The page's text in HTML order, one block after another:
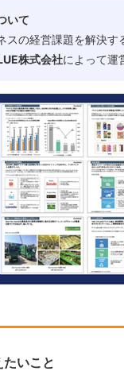
いて
スの経営課題を解決す
株式会社によって運
いこと